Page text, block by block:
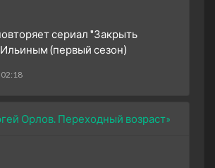
сериал "Закрыть
Ильиным (первый сезон)
Орлов. Переходный возраст»